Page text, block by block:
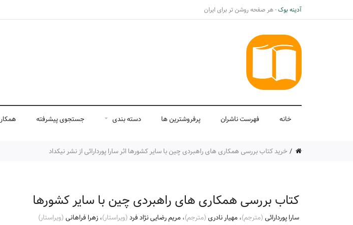
آدینه بوک- هر صفحه روشن تر برای ایران
خانه فهرست ناشران پرفروشترین ها دسته بندی جستجوی پیشرفته
خرید کتاب بررسی همکاری های راهبردی چین با سایر کشورها اثر سارا پوردارائی از نشر نیکداد
کتاب بررسی همکاری های راهبردی چین با سایر کشورها
سارا پوردارائی(مترجم)،مهیار نادری(مترجم)،مریم رضایی نژاد فرد(ويراستار)،زهرا فراهانی(ويراستار)